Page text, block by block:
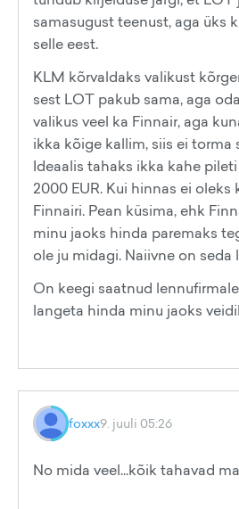
samasugust teenust, aga üks
selle eest.
KLM kõrvaldaks valikust
sest LOT pakub sama, aga
valikus veel ka Finnair, aga
ikka kõige kallim, siis ei torma
Ideaalis tahaks ikka kahe
2000 EUR. Kui hinnas ei oleks
Finnairi. Pean küsima, ehk
minu jaoks hinda paremaks
ole ju midagi. Naiivne on seda
On keegi saatnud
langeta hinda minu jaoks
foxxx9. juuli 05:26
No mida veel...kõik tahavad